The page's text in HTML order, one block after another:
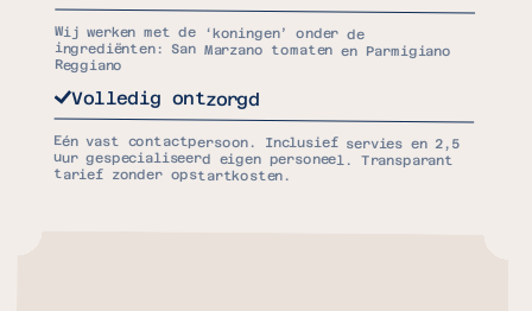
Wij werken met de ‘koningen’ onder de
ingrediënten: San Marzano tomaten en Parmigiano
Reggiano
Volledig ontzorgd
Eén vast contactpersoon. Inclusief servies en 2,5
uur gespecialiseerd eigen personeel. Transparant
tarief zonder opstartkosten.